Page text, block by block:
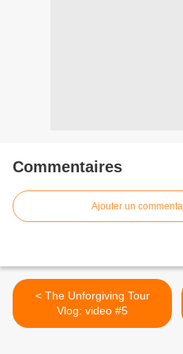
Commentaires
Ajouter un
< The Unforgiving Tour
Vlog: video #5